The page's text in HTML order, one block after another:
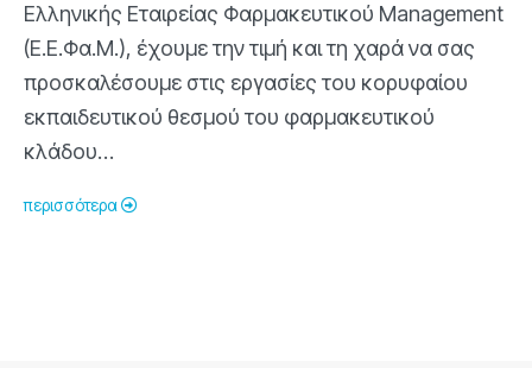
Ελληνικής Εταιρείας Φαρμακευτικού Management
(Ε.Ε.Φα.Μ.), έχουμε την τιμή και τη χαρά να σας
προσκαλέσουμε στις εργασίες του κορυφαίου
εκπαιδευτικού θεσμού του φαρμακευτικού
κλάδου…
περισσότερα